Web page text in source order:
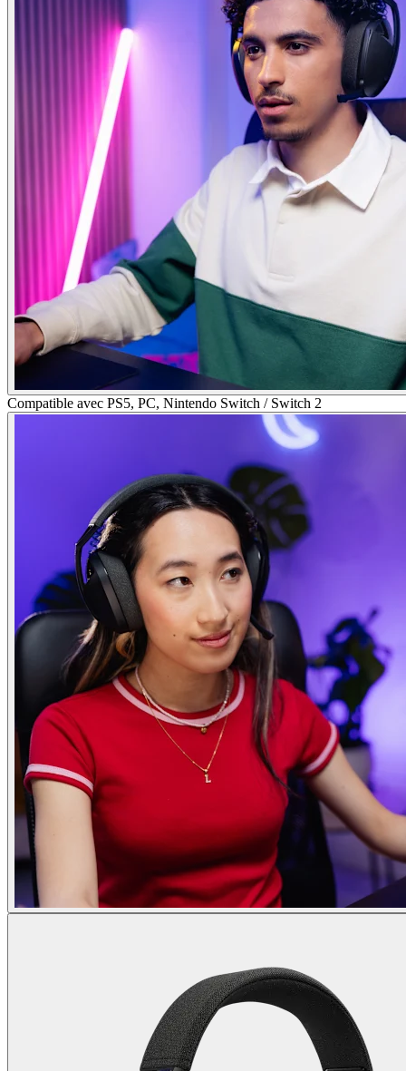
Compatible avec PS5, PC, Nintendo Switch / Switch 2